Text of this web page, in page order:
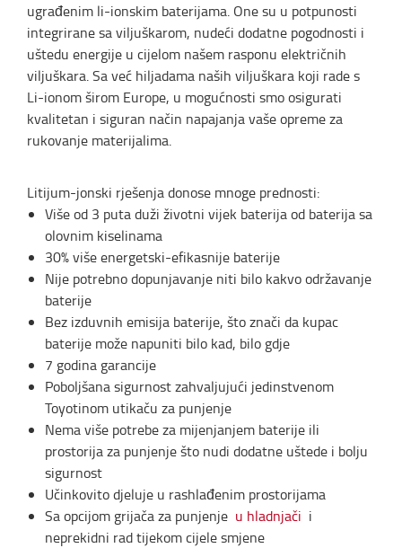
ugrađenim li-ionskim baterijama. One su u potpunosti
integrirane sa viljuškarom, nudeći dodatne pogodnosti i
uštedu energije u cijelom našem rasponu električnih
viljuškara. Sa već hiljadama naših viljuškara koji rade s
Li-ionom širom Europe, u mogućnosti smo osigurati
kvalitetan i siguran način napajanja vaše opreme za
rukovanje materijalima.
Litijum-jonski rješenja donose mnoge prednosti:
Više od 3 puta duži životni vijek baterija od baterija sa
olovnim kiselinama
30% više energetski-efikasnije baterije
Nije potrebno dopunjavanje niti bilo kakvo održavanje
baterije
Bez izduvnih emisija baterije, što znači da kupac
baterije može napuniti bilo kad, bilo gdje
7 godina garancije
Poboljšana sigurnost zahvaljujući jedinstvenom
Toyotinom utikaču za punjenje
Nema više potrebe za mijenjanjem baterije ili
prostorija za punjenje što nudi dodatne uštede i bolju
sigurnost
Učinkovito djeluje u rashlađenim prostorijama
Sa opcijom grijača za punjenje u hladnjači i
neprekidni rad tijekom cijele smjene